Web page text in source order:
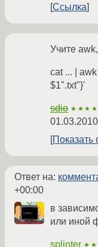
Ссылка
Учите
cat ... |
$1".txt"}'
sdio
Показать
Ответ на:
+00:00
в
или иной
splinter